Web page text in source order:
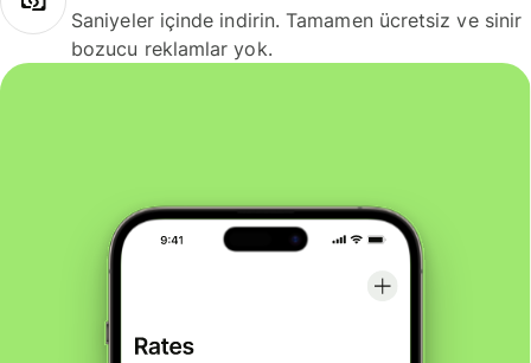
Saniyeler içinde indirin. Tamamen ücretsiz ve sinir
bozucu reklamlar yok.